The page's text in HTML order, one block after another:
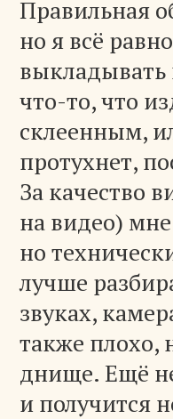
Правильная
но я всё
выкладывать
что-то, что
склеенным,
протухнет,
За качество
на видео)
но
лучше
звуках,
также плохо,
днище. Ещё
и получится